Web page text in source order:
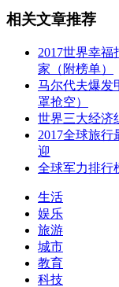
相关文章推荐
2017世界幸
家（附榜单）
马尔代夫爆发
罩抢空）
世界三大经济
2017全球旅
迎
全球军力排行
生活
娱乐
旅游
城市
教育
科技